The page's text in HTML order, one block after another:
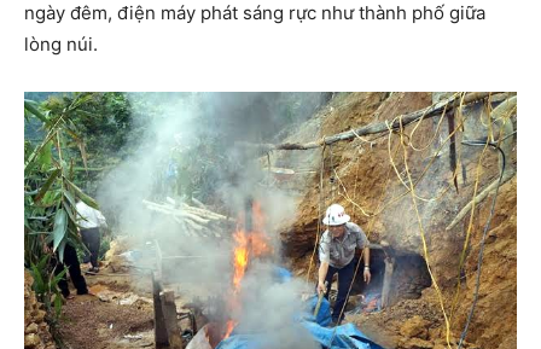
ngày đêm, điện máy phát sáng rực như thành phố giữa
lòng núi.